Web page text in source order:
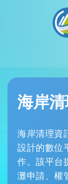
海岸
海岸清理資
設計的數位
作。該平台
灘申請、權